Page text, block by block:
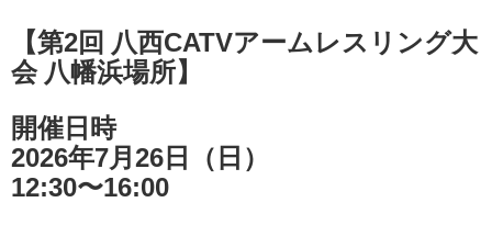
【第2回 八西CATVアームレスリング大
会 八幡浜場所】
開催日時
2026年7月26日（日）
12:30〜16:00